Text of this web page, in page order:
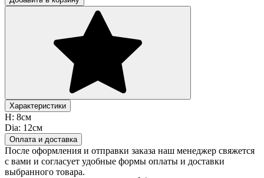
Характеристики
H: 8см
Dia: 12см
Оплата и доставка
После оформления и отправки заказа наш менеджер свяжется
с вами и согласует удобные формы оплаты и доставки
выбранного товара.